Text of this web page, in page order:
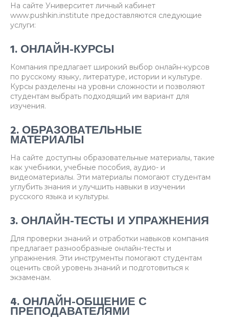
На сайте Университет личный кабинет
www.pushkin.institute предоставляются следующие
услуги:
1. ОНЛАЙН-КУРСЫ
Компания предлагает широкий выбор онлайн-курсов
по русскому языку, литературе, истории и культуре.
Курсы разделены на уровни сложности и позволяют
студентам выбрать подходящий им вариант для
изучения.
2. ОБРАЗОВАТЕЛЬНЫЕ
МАТЕРИАЛЫ
На сайте доступны образовательные материалы, такие
как учебники, учебные пособия, аудио- и
видеоматериалы. Эти материалы помогают студентам
углубить знания и улучшить навыки в изучении
русского языка и культуры.
3. ОНЛАЙН-ТЕСТЫ И УПРАЖНЕНИЯ
Для проверки знаний и отработки навыков компания
предлагает разнообразные онлайн-тесты и
упражнения. Эти инструменты помогают студентам
оценить свой уровень знаний и подготовиться к
экзаменам.
4. ОНЛАЙН-ОБЩЕНИЕ С
ПРЕПОДАВАТЕЛЯМИ